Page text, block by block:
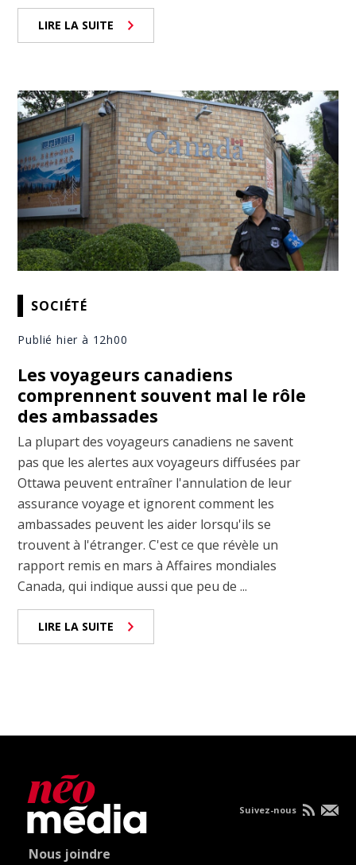
LIRE LA SUITE
SOCIÉTÉ
Publié hier à 12h00
Les voyageurs canadiens
comprennent souvent mal le rôle
des ambassades
La plupart des voyageurs canadiens ne savent
pas que les alertes aux voyageurs diffusées par
Ottawa peuvent entraîner l'annulation de leur
assurance voyage et ignorent comment les
ambassades peuvent les aider lorsqu'ils se
trouvent à l'étranger. C'est ce que révèle un
rapport remis en mars à Affaires mondiales
Canada, qui indique aussi que peu de ...
LIRE LA SUITE
Nous joindre
Suivez-nous